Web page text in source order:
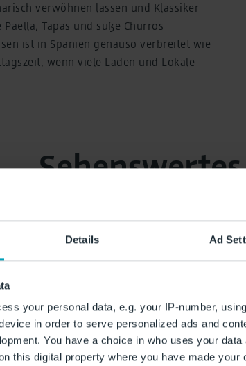
Details Ad
your personal data, e.g. your IP-number,
in order to serve personalized ads and
You have a choice in who uses your
this digital property where you have made
verwöhnen lassen und Klassiker
Tapas und süße Churros
ist in Spanien genauso verbreitet wie
wenn viele Läden und Lokale